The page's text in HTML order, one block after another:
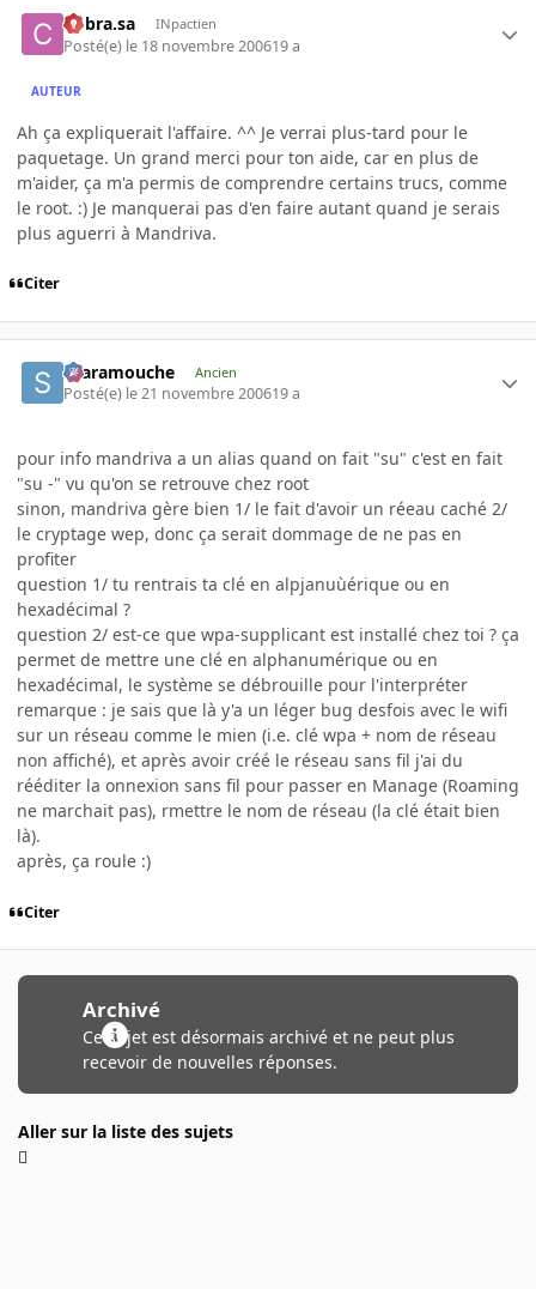
Cobra.sa INpactien
Posté(e) le 18 novembre 200619 a
AUTEUR
Ah ça expliquerait l'affaire. ^^ Je verrai plus-tard pour le
paquetage. Un grand merci pour ton aide, car en plus de
m'aider, ça m'a permis de comprendre certains trucs, comme
le root. :) Je manquerai pas d'en faire autant quand je serais
plus aguerri à Mandriva.
Citer
Scaramouche Ancien
Posté(e) le 21 novembre 200619 a
pour info mandriva a un alias quand on fait "su" c'est en fait
"su -" vu qu'on se retrouve chez root
sinon, mandriva gère bien 1/ le fait d'avoir un réeau caché 2/
le cryptage wep, donc ça serait dommage de ne pas en
profiter
question 1/ tu rentrais ta clé en alpjanuùérique ou en
hexadécimal ?
question 2/ est-ce que wpa-supplicant est installé chez toi ? ça
permet de mettre une clé en alphanumérique ou en
hexadécimal, le système se débrouille pour l'interpréter
remarque : je sais que là y'a un léger bug desfois avec le wifi
sur un réseau comme le mien (i.e. clé wpa + nom de réseau
non affiché), et après avoir créé le réseau sans fil j'ai du
rééditer la onnexion sans fil pour passer en Manage (Roaming
ne marchait pas), rmettre le nom de réseau (la clé était bien
là).
après, ça roule :)
Citer
Archivé
Ce sujet est désormais archivé et ne peut plus
recevoir de nouvelles réponses.
Aller sur la liste des sujets